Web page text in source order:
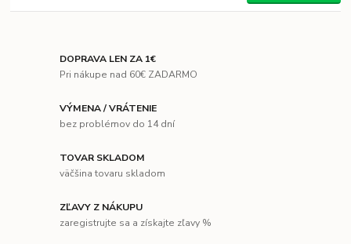
DOPRAVA LEN ZA 1€
Pri nákupe nad 60€ ZADARMO
VÝMENA / VRÁTENIE
bez problémov do 14 dní
TOVAR SKLADOM
väčšina tovaru skladom
ZĽAVY Z NÁKUPU
zaregistrujte sa a získajte zľavy %